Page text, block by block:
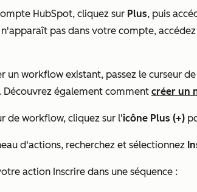
HubSpot, cliquez sur Plus, puis
n'apparaît pas dans votre compte,
un workflow existant, passez le curseur
. Découvrez également comment créer un
de workflow, cliquez sur l'icône Plus (+)
d'actions, recherchez et sélectionnez
action Inscrire dans une séquence :